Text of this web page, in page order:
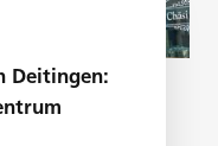
Deitingen: